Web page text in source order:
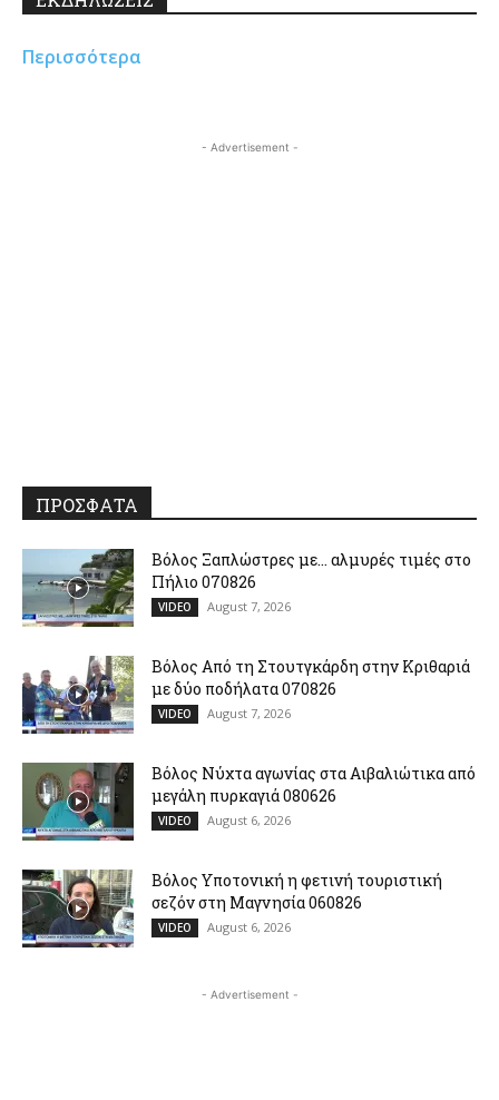
Περισσότερα
- Advertisement -
ΠΡΟΣΦΑΤΑ
Βόλος Ξαπλώστρες με… αλμυρές τιμές στο
Πήλιο 070826
VIDEO August 7, 2026
Βόλος Από τη Στουτγκάρδη στην Κριθαριά
με δύο ποδήλατα 070826
VIDEO August 7, 2026
Βόλος Νύχτα αγωνίας στα Αιβαλιώτικα από
μεγάλη πυρκαγιά 080626
VIDEO August 6, 2026
Βόλος Υποτονική η φετινή τουριστική
σεζόν στη Μαγνησία 060826
VIDEO August 6, 2026
- Advertisement -